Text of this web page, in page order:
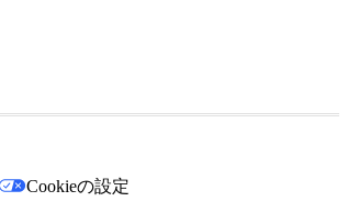
Cookieの設定